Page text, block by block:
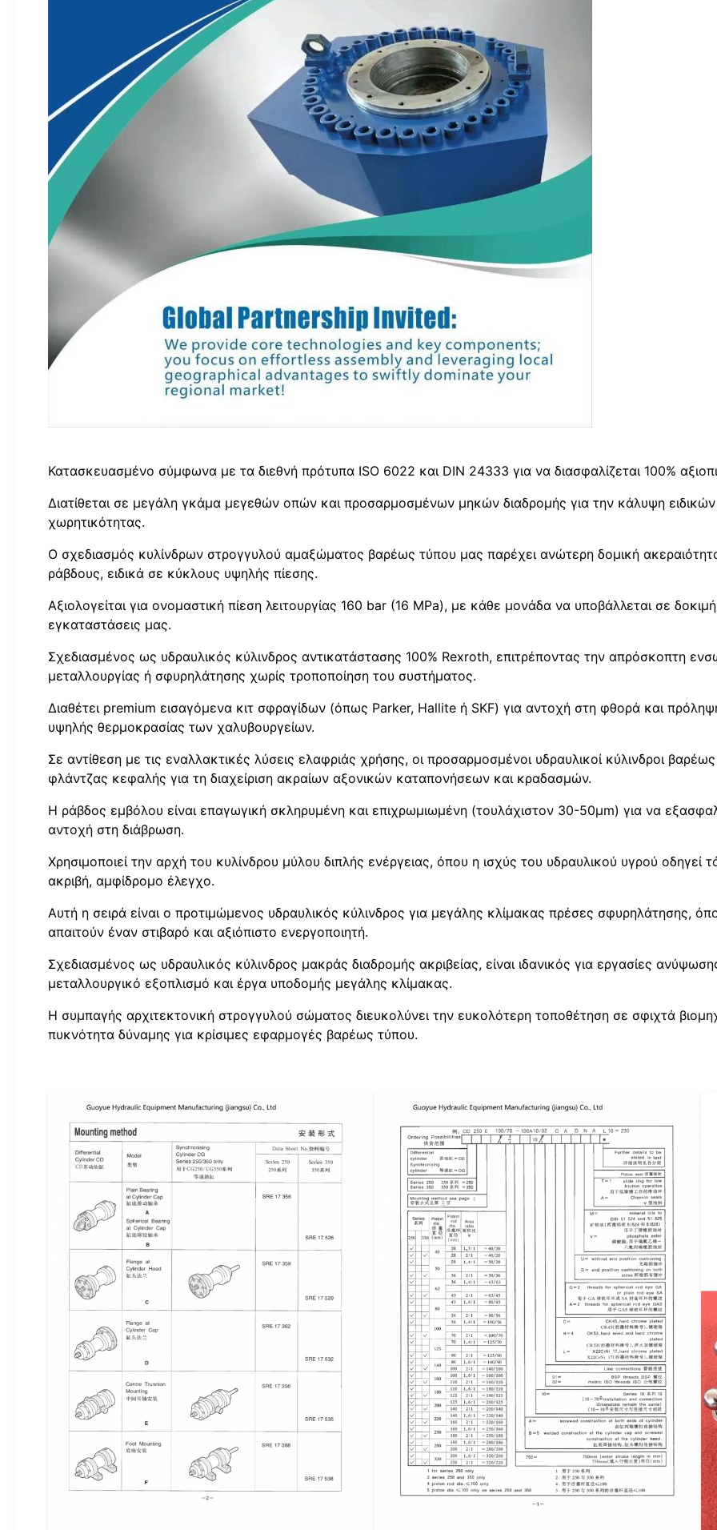
Κατασκευασμένο σύμφωνα με τα διεθνή πρότυπα ISO 6022 και DIN 24333 για να διασφαλίζεται 100%
Διατίθεται σε μεγάλη γκάμα μεγεθών οπών και προσαρμοσμένων μηκών διαδρομής για την κάλυψη
χωρητικότητας.
Ο σχεδιασμός κυλίνδρων στρογγυλού αμαξώματος βαρέως τύπου μας παρέχει ανώτερη δομική
ράβδους, ειδικά σε κύκλους υψηλής πίεσης.
Αξιολογείται για ονομαστική πίεση λειτουργίας 160 bar (16 MPa), με κάθε μονάδα να υποβάλλεται σε
εγκαταστάσεις μας.
Σχεδιασμένος ως υδραυλικός κύλινδρος αντικατάστασης 100% Rexroth, επιτρέποντας την απρόσκοπτη
μεταλλουργίας ή σφυρηλάτησης χωρίς τροποποίηση του συστήματος.
Διαθέτει premium εισαγόμενα κιτ σφραγίδων (όπως Parker, Hallite ή SKF) για αντοχή στη φθορά και
υψηλής θερμοκρασίας των χαλυβουργείων.
Σε αντίθεση με τις εναλλακτικές λύσεις ελαφριάς χρήσης, οι προσαρμοσμένοι υδραυλικοί κύλινδροι
φλάντζας κεφαλής για τη διαχείριση ακραίων αξονικών καταπονήσεων και κραδασμών.
Η ράβδος εμβόλου είναι επαγωγική σκληρυμένη και επιχρωμιωμένη (τουλάχιστον 30-50μm) για να
αντοχή στη διάβρωση.
Χρησιμοποιεί την αρχή του κυλίνδρου μύλου διπλής ενέργειας, όπου η ισχύς του υδραυλικού υγρού
ακριβή, αμφίδρομο έλεγχο.
Αυτή η σειρά είναι ο προτιμώμενος υδραυλικός κύλινδρος για μεγάλης κλίμακας πρέσες σφυρηλάτησης,
απαιτούν έναν στιβαρό και αξιόπιστο ενεργοποιητή.
Σχεδιασμένος ως υδραυλικός κύλινδρος μακράς διαδρομής ακριβείας, είναι ιδανικός για εργασίες
μεταλλουργικό εξοπλισμό και έργα υποδομής μεγάλης κλίμακας.
Η συμπαγής αρχιτεκτονική στρογγυλού σώματος διευκολύνει την ευκολότερη τοποθέτηση σε σφιχτά
πυκνότητα δύναμης για κρίσιμες εφαρμογές βαρέως τύπου.